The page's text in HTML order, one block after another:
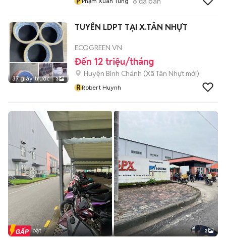
37 giây trước 3
TUYỂN LDPT TẠI X.TÂN NHỰT
ECOGREEN VN
Đến 12 triệu/tháng
Huyện Bình Chánh (Xã Tân Nhựt mới)
RRobert Huynh
Tin nổi bật 2